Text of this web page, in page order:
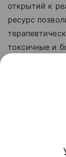
открытий к
ресурс
токсичные и
обманули